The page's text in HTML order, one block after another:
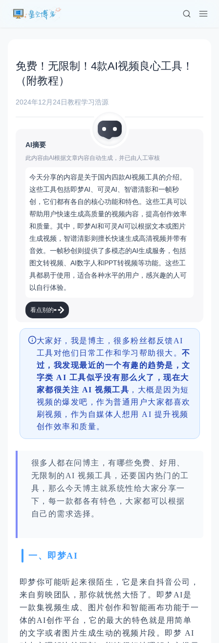
免费！无限制！4款AI视频良心工具！
（附教程）
2024年12月24日教程学习浩源
AI摘要
此内容由AI根据文章内容自动生成，并已由人工审核
今天分享的内容是关于国内四款AI视频工具的介绍。
这些工具包括即梦AI、可灵AI、智谱清影和一帧秒
创，它们都有各自的核心功能和特色。这些工具可以
帮助用户快速生成高质量的视频内容，提高创作效率
和质量。其中，即梦AI和可灵AI可以根据文本或图片
生成视频，智谱清影则擅长快速生成高清视频并带有
音效。一帧秒创则提供了多模态的AI生成服务，包括
图文转视频、AI数字人和PPT转视频等功能。这些工
具都易于使用，适合各种水平的用户，感兴趣的人可
以自行体验。
看点别的
大家好，我是博主，很多粉丝都反馈AI
工具对他们日常工作和学习帮助很大。 不
过，我发现最近的一个有趣的趋势是，文
字类 AI 工具似乎没有那么火了，现在大
家都很关注 AI 视频工具 ，大概是因为短
视频的爆发吧，作为普通用户大家都喜欢
刷视频，作为自媒体人想用 AI 提升视频
创作效率和质量。
很多人都在问博主，有哪些免费、好用、
无限制的AI 视频工具，还要国内热门的工
具，那么今天博主就系统性给大家分享一
下，每一款都各有特色，大家都可以根据
自己的需求选择。
一、即梦AI
即梦你可能听起来很陌生，它是来自抖音公司，
来自剪映团队，那你就恍然大悟了。即梦AI是
一款集视频生成、图片创作和智能画布功能于一
体的AI创作平台，它的最大的特色就是用简单
的文字或者图片生成生动的视频片段。即梦 AI